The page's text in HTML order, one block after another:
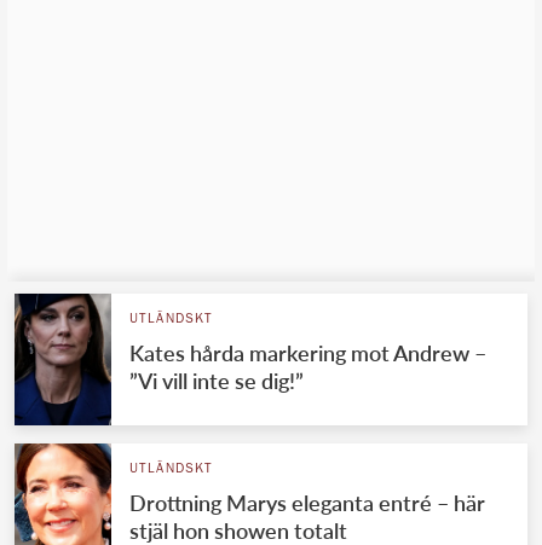
UTLÄNDSKT
Kates hårda markering mot Andrew –
”Vi vill inte se dig!”
UTLÄNDSKT
Drottning Marys eleganta entré – här
stjäl hon showen totalt